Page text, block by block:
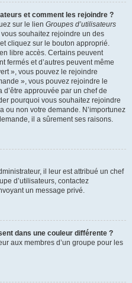
et comment les rejoindre ?
sur le lien Groupes d’utilisateurs
souhaitez rejoindre un des
cliquez sur le bouton approprié.
libre accès. Certains peuvent
fermés et d’autres peuvent même
», vous pouvez le rejoindre
», vous pouvez rejoindre le
approuvée par un chef de
pourquoi vous souhaitez rejoindre
ou non votre demande. N’importunez
il a sûrement ses raisons.
il leur est attribué un chef
d’utilisateurs, contactez
un message privé.
dans une couleur différente ?
aux membres d’un groupe pour les